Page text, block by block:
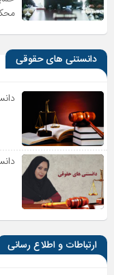
دانستنی های حقوقی
ارتباطات و اطلاع رسانی